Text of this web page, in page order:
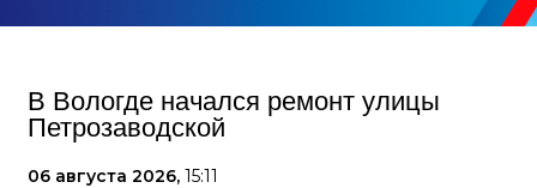
В Вологде начался ремонт улицы
Петрозаводской
06 августа 2026, 15:11